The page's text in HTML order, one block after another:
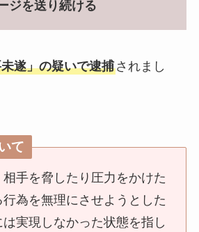
ジを送り続ける
遂」の疑いで逮捕されまし
て
相手を脅したり圧力をかけた
行為を無理にさせようとした
実現しなかった状態を指し